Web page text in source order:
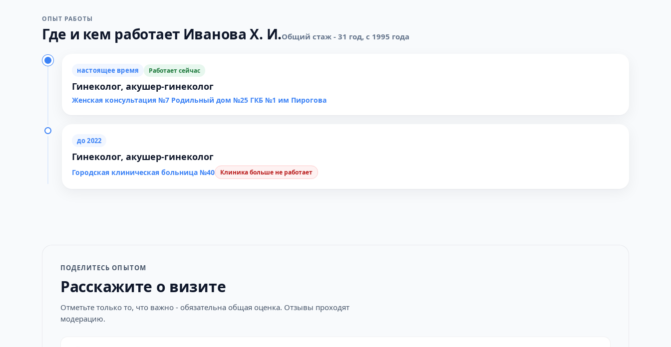
ОПЫТ РАБОТЫ
Где и кем работает Иванова Х. И.Общий стаж - 31 год, с 1995 года
настоящее время Работает сейчас
Гинеколог, акушер-гинеколог
Женская консультация №7 Родильный дом №25 ГКБ №1 им Пирогова
до 2022
Гинеколог, акушер-гинеколог
Городская клиническая больница №40 Клиника больше не работает
ПОДЕЛИТЕСЬ ОПЫТОМ
Расскажите о визите
Отметьте только то, что важно - обязательна общая оценка. Отзывы проходят
модерацию.